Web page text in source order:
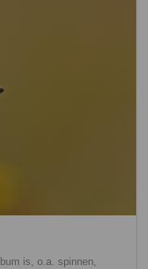
is, o.a. spinnen,